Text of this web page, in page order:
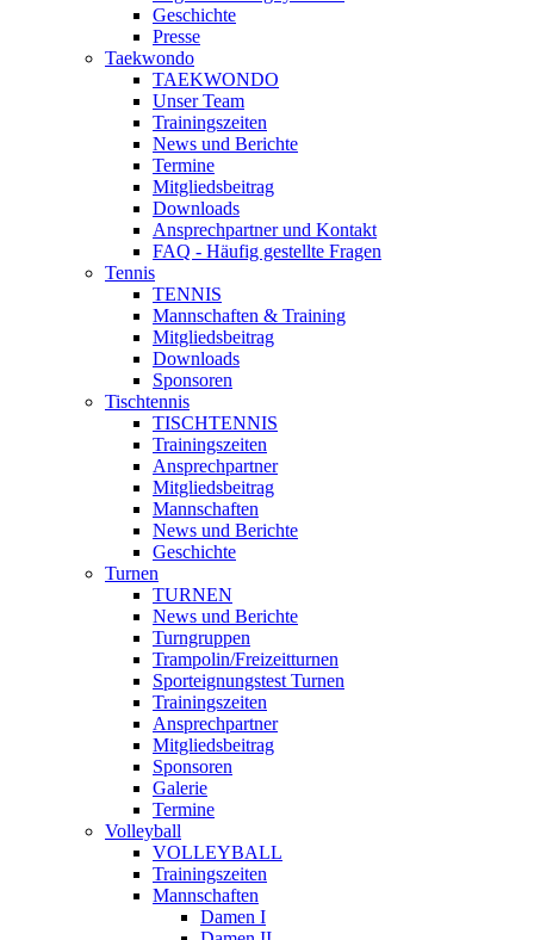
Geschichte
Presse
Taekwondo
TAEKWONDO
Unser Team
Trainingszeiten
News und Berichte
Termine
Mitgliedsbeitrag
Downloads
Ansprechpartner und Kontakt
FAQ - Häufig gestellte Fragen
Tennis
TENNIS
Mannschaften & Training
Mitgliedsbeitrag
Downloads
Sponsoren
Tischtennis
TISCHTENNIS
Trainingszeiten
Ansprechpartner
Mitgliedsbeitrag
Mannschaften
News und Berichte
Geschichte
Turnen
TURNEN
News und Berichte
Turngruppen
Trampolin/Freizeitturnen
Sporteignungstest Turnen
Trainingszeiten
Ansprechpartner
Mitgliedsbeitrag
Sponsoren
Galerie
Termine
Volleyball
VOLLEYBALL
Trainingszeiten
Mannschaften
Damen I